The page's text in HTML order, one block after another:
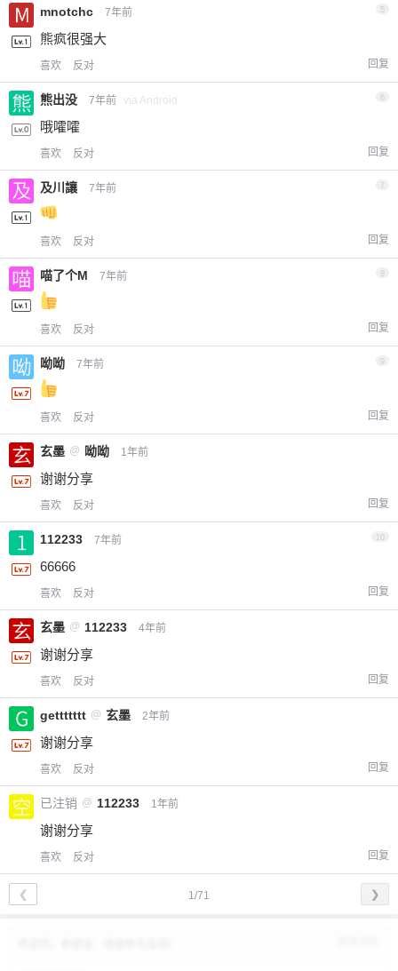
mnotchc 7年前 5
熊疯很强大
喜欢 反对 回复
熊出没 7年前 via Android 6
哦嚯嚯
喜欢 反对 回复
及川讓 7年前 7
喜欢 反对 回复
喵了个M 7年前
喜欢 反对 回复
呦呦 7年前 9
喜欢 反对 回复
玄墨 @ 呦呦 1年前
谢谢分享
喜欢 反对 回复
112233 7年前 10
66666
喜欢 反对 回复
玄墨 @ 112233 4年前
谢谢分享
喜欢 反对 回复
gettttttt @ 玄墨 2年前
谢谢分享
喜欢 反对 回复
已注销 @ 112233 1年前
谢谢分享
喜欢 反对 回复
1/71
❮ ❯